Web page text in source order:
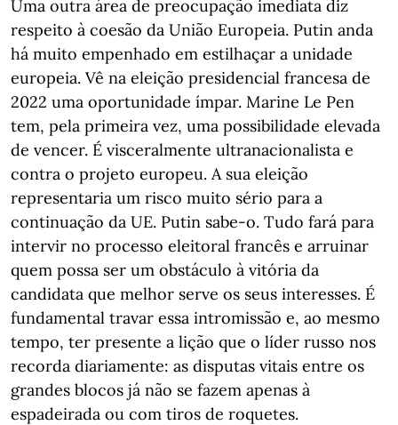
Uma outra área de preocupação imediata diz
respeito à coesão da União Europeia. Putin anda
há muito empenhado em estilhaçar a unidade
europeia. Vê na eleição presidencial francesa de
2022 uma oportunidade ímpar. Marine Le Pen
tem, pela primeira vez, uma possibilidade elevada
de vencer. É visceralmente ultranacionalista e
contra o projeto europeu. A sua eleição
representaria um risco muito sério para a
continuação da UE. Putin sabe-o. Tudo fará para
intervir no processo eleitoral francês e arruinar
quem possa ser um obstáculo à vitória da
candidata que melhor serve os seus interesses. É
fundamental travar essa intromissão e, ao mesmo
tempo, ter presente a lição que o líder russo nos
recorda diariamente: as disputas vitais entre os
grandes blocos já não se fazem apenas à
espadeirada ou com tiros de roquetes.